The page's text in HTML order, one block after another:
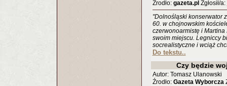
Źrodło: gazeta.pl Zgłosił/a:
"Dolnośląski konserwator
60. w chojnowskim
czerwonoarmistę i
swoim miejscu. Legniccy
socrealistyczne i wciąż
Do tekstu..
Czy będzie
Autor: Tomasz Ulanowski
Źrodło: Gazeta Wyborcza